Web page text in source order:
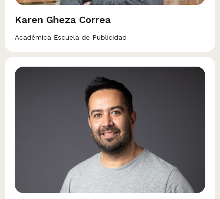
Karen Gheza Correa
Académica Escuela de Publicidad